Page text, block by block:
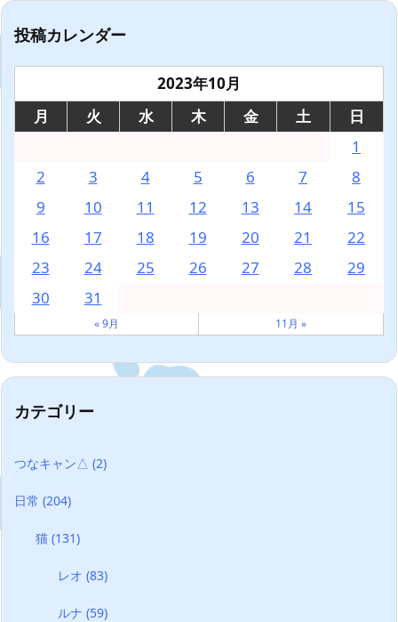
投稿カレンダー
2023年10月
月
火 水 木 金 土
日
1
2
3 4 5 6 7
8
9
10 11 12 13 14
15
16
17 18 19 20 21
22
23
24 25 26 27 28
29
30
31
« 9月 11月 »
カテゴリー
つなキャン△ (2)
日常 (204)
猫(131)
レオ (83)
ルナ (59)